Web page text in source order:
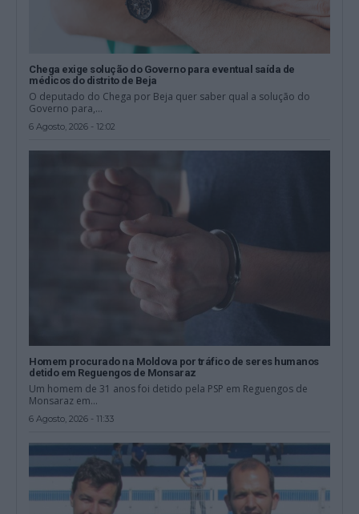
Chega exige solução do Governo para eventual saída de
médicos do distrito de Beja
O deputado do Chega por Beja quer saber qual a solução do
Governo para,...
6 Agosto, 2026 - 12:02
Homem procurado na Moldova por tráfico de seres humanos
detido em Reguengos de Monsaraz
Um homem de 31 anos foi detido pela PSP em Reguengos de
Monsaraz em...
6 Agosto, 2026 - 11:33